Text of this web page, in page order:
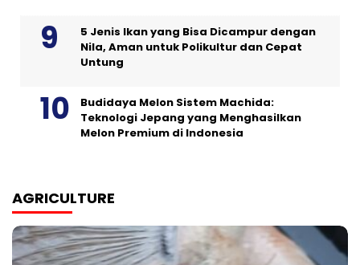
5 Jenis Ikan yang Bisa Dicampur dengan
Nila, Aman untuk Polikultur dan Cepat
Untung
Budidaya Melon Sistem Machida:
Teknologi Jepang yang Menghasilkan
Melon Premium di Indonesia
AGRICULTURE